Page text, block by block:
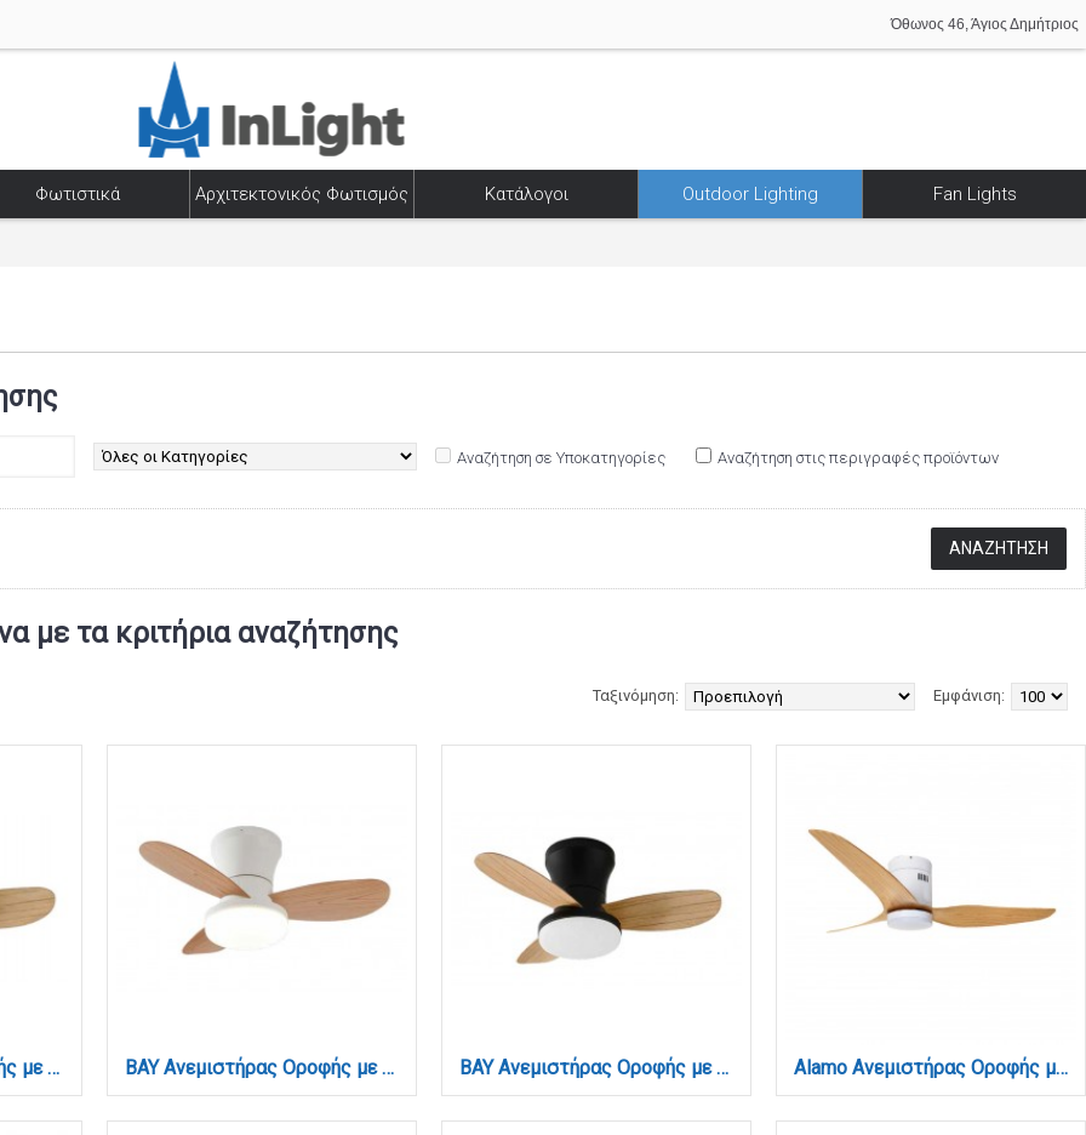
Όθωνος 46, Άγιος Δημήτριος
Φωτιστικά Αρχιτεκτονικός Φωτισμός Κατάλογοι Outdoor Lighting Fan Lights
Αναζήτηση σε Υποκατηγορίες Αναζήτηση στις περιγραφές προϊόντων
με τα κριτήρια αναζήτησης
Εμφάνιση:
Ταξινόμηση:
BAY Ανεμιστήρας Οροφής με LED 20W, DC Μοτέρ & Smart App - Γκρι / Ξύλο (102000930) BAY Ανεμιστήρας Οροφής με LED 20W, DC Μοτέρ & Smart App - Λευκό/Ξύλο (102000910) BAY Ανεμιστήρας Οροφής με LED 20W, DC Μοτέρ & Smart App - Μαύρο/Ξύλο (102000920) Alamo Ανεμιστήρας Οροφής με LED 15W, DC Μοτέρ & Smart App - Λευκό/Ξύλο (102000510)